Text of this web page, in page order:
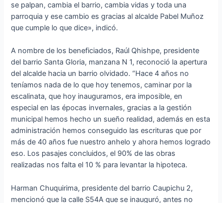
se palpan, cambia el barrio, cambia vidas y toda una
parroquia y ese cambio es gracias al alcalde Pabel Muñoz
que cumple lo que dice», indicó.
A nombre de los beneficiados, Raúl Qhishpe, presidente
del barrio Santa Gloria, manzana N 1, reconoció la apertura
del alcalde hacia un barrio olvidado. “Hace 4 años no
teníamos nada de lo que hoy tenemos, caminar por la
escalinata, que hoy inauguramos, era imposible, en
especial en las épocas invernales, gracias a la gestión
municipal hemos hecho un sueño realidad, además en esta
administración hemos conseguido las escrituras que por
más de 40 años fue nuestro anhelo y ahora hemos logrado
eso. Los pasajes concluidos, el 90% de las obras
realizadas nos falta el 10 % para levantar la hipoteca.
Harman Chuquirima, presidente del barrio Caupichu 2,
mencionó que la calle S54A que se inauguró, antes no